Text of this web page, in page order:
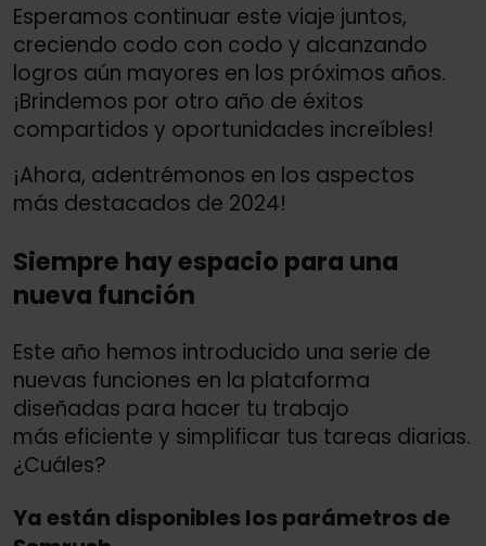
Esperamos continuar este viaje juntos,
creciendo codo con codo y alcanzando
logros aún mayores en los próximos años.
¡Brindemos por otro año de éxitos
compartidos y oportunidades increíbles!
¡Ahora, adentrémonos en los aspectos
más destacados de 2024!
Siempre hay espacio para una
nueva función
Este año hemos introducido una serie de
nuevas funciones en la plataforma
diseñadas para hacer tu trabajo
más eficiente y simplificar tus tareas diarias.
¿Cuáles?
Ya están disponibles los parámetros de